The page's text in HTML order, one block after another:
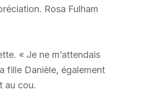
Rosa Fulham
« Je ne m’attendais
fille Danièle, également
au cou.